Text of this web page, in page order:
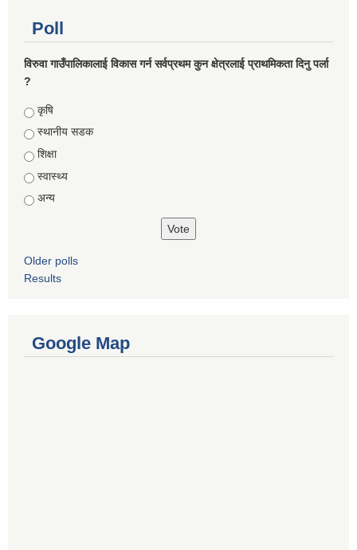
Poll
विरुवा गाउँपालिकालाई विकास गर्न सर्वप्रथम कुन क्षेत्रलाई प्राथमिकता दिनु पर्ला
?
Choices
कृषि
स्थानीय सडक
शिक्षा
स्वास्थ्य
अन्य
Older polls
Results
Google Map